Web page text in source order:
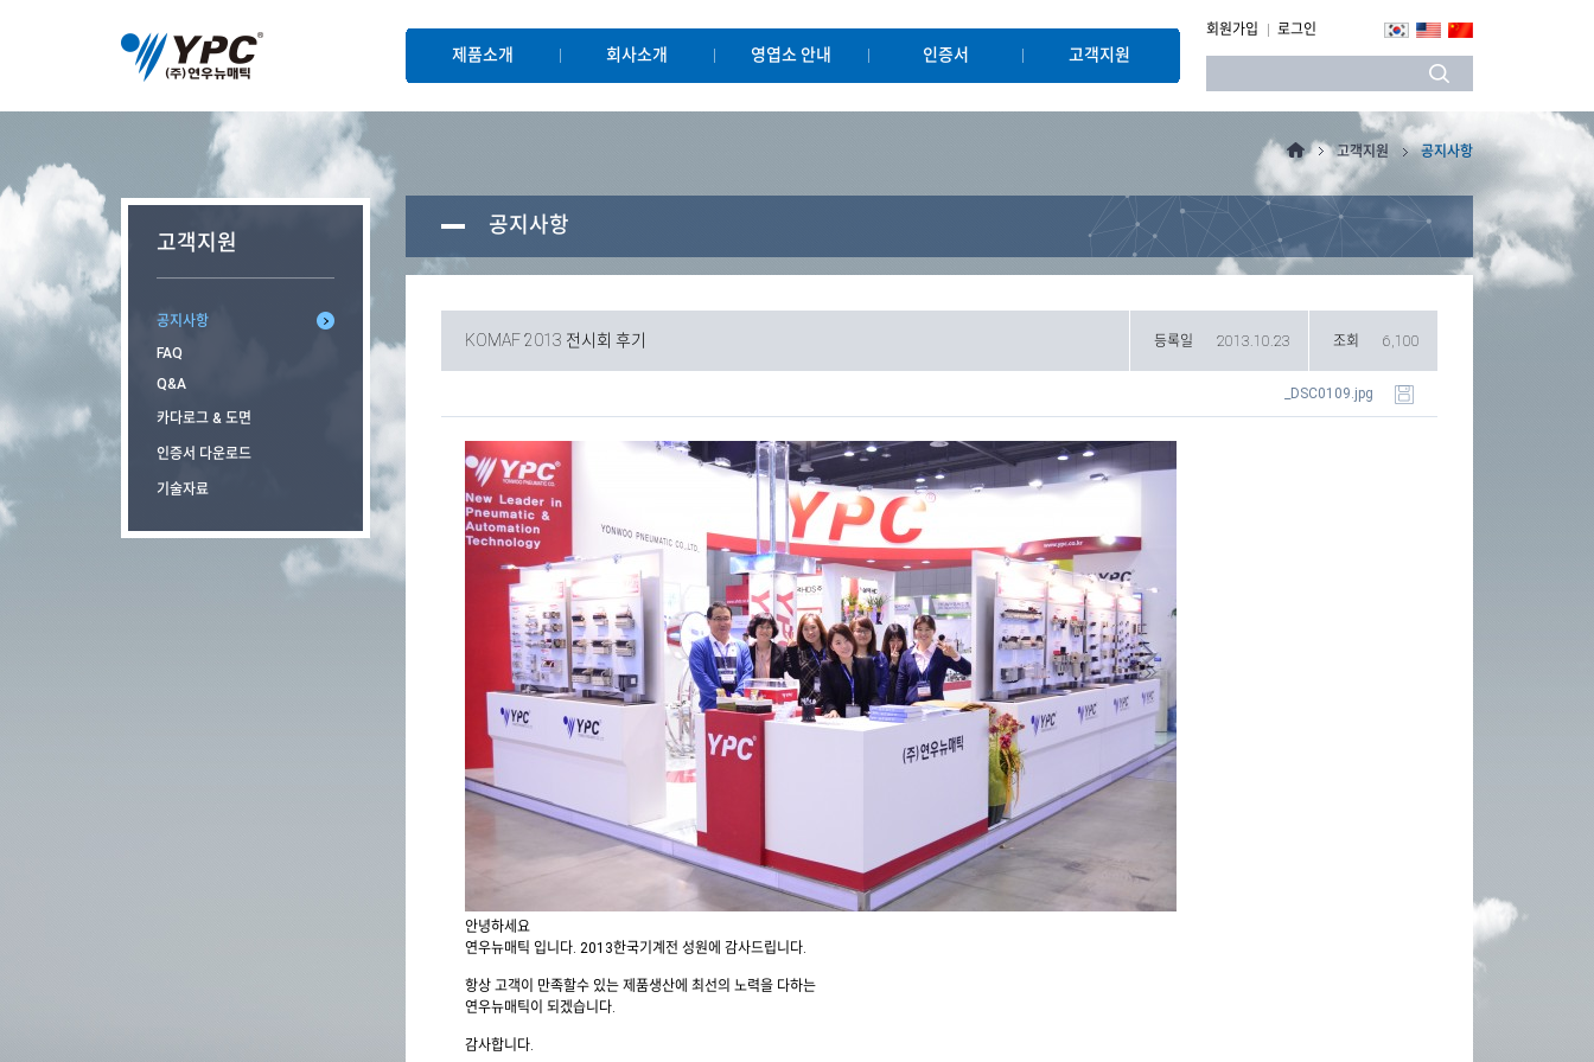
제품소개 회사소개 영엽소 안내 인증서 고객지원
회원가입 로그인
고객지원
공지사항
FAQ
Q&A
카다로그 & 도면
인증서 다운로드
기술자료
고객지원 공지사항
공지사항
KOMAF 2013 전시회 후기 등록일 2013.10.23 조회 6,100
_DSC0109.jpg
안녕하세요
연우뉴매틱 입니다. 2013한국기계전 성원에 감사드립니다.
항상 고객이 만족할수 있는 제품생산에 최선의 노력을 다하는
연우뉴매틱이 되겠습니다.
감사합니다.